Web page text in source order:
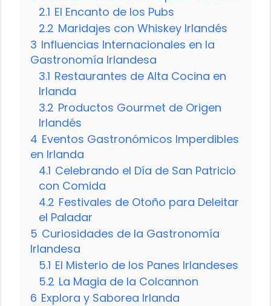
2.1 El Encanto de los Pubs
2.2 Maridajes con Whiskey Irlandés
3 Influencias Internacionales en la
Gastronomía Irlandesa
3.1 Restaurantes de Alta Cocina en
Irlanda
3.2 Productos Gourmet de Origen
Irlandés
4 Eventos Gastronómicos Imperdibles
en Irlanda
4.1 Celebrando el Día de San Patricio
con Comida
4.2 Festivales de Otoño para Deleitar
el Paladar
5 Curiosidades de la Gastronomía
Irlandesa
5.1 El Misterio de los Panes Irlandeses
5.2 La Magia de la Colcannon
6 Explora y Saborea Irlanda